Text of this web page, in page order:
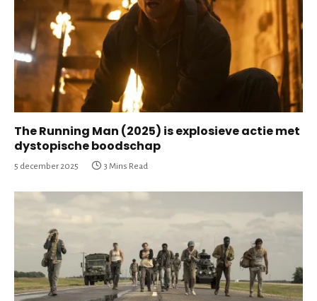
The Running Man (2025) is explosieve actie met
dystopische boodschap
5 december 2025 3 Mins Read